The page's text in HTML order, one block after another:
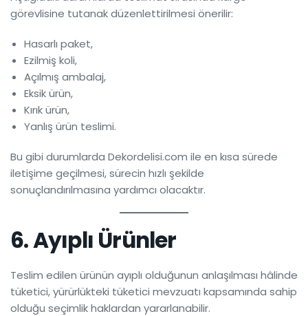
görevlisine tutanak düzenlettirilmesi önerilir:
Hasarlı paket,
Ezilmiş koli,
Açılmış ambalaj,
Eksik ürün,
Kırık ürün,
Yanlış ürün teslimi.
Bu gibi durumlarda Dekordelisi.com ile en kısa sürede
iletişime geçilmesi, sürecin hızlı şekilde
sonuçlandırılmasına yardımcı olacaktır.
6. Ayıplı Ürünler
Teslim edilen ürünün ayıplı olduğunun anlaşılması hâlinde
tüketici, yürürlükteki tüketici mevzuatı kapsamında sahip
olduğu seçimlik haklardan yararlanabilir.